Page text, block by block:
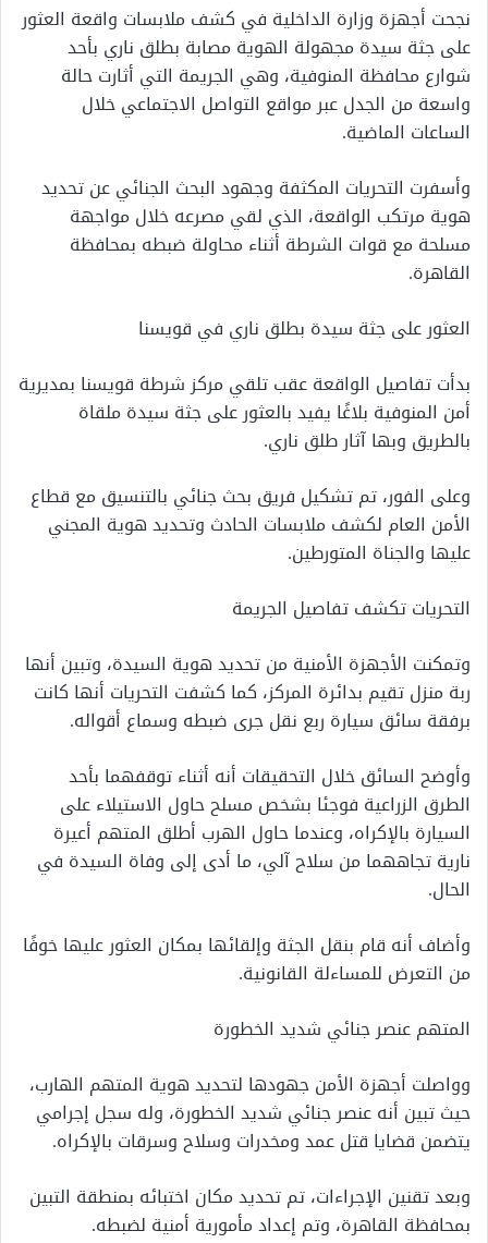
نجحت أجهزة وزارة الداخلية في كشف ملابسات واقعة العثور
على جثة سيدة مجهولة الهوية مصابة بطلق ناري بأحد
شوارع محافظة المنوفية، وهي الجريمة التي أثارت حالة
واسعة من الجدل عبر مواقع التواصل الاجتماعي خلال
الساعات الماضية.
وأسفرت التحريات المكثفة وجهود البحث الجنائي عن تحديد
هوية مرتكب الواقعة، الذي لقي مصرعه خلال مواجهة
مسلحة مع قوات الشرطة أثناء محاولة ضبطه بمحافظة
القاهرة.
العثور على جثة سيدة بطلق ناري في قويسنا
بدأت تفاصيل الواقعة عقب تلقي مركز شرطة قويسنا بمديرية
أمن المنوفية بلاغًا يفيد بالعثور على جثة سيدة ملقاة
بالطريق وبها آثار طلق ناري.
وعلى الفور، تم تشكيل فريق بحث جنائي بالتنسيق مع قطاع
الأمن العام لكشف ملابسات الحادث وتحديد هوية المجني
عليها والجناة المتورطين.
التحريات تكشف تفاصيل الجريمة
وتمكنت الأجهزة الأمنية من تحديد هوية السيدة، وتبين أنها
ربة منزل تقيم بدائرة المركز، كما كشفت التحريات أنها كانت
برفقة سائق سيارة ربع نقل جرى ضبطه وسماع أقواله.
وأوضح السائق خلال التحقيقات أنه أثناء توقفهما بأحد
الطرق الزراعية فوجئا بشخص مسلح حاول الاستيلاء على
السيارة بالإكراه، وعندما حاول الهرب أطلق المتهم أعيرة
نارية تجاههما من سلاح آلي، ما أدى إلى وفاة السيدة في
الحال.
وأضاف أنه قام بنقل الجثة وإلقائها بمكان العثور عليها خوفًا
من التعرض للمساءلة القانونية.
المتهم عنصر جنائي شديد الخطورة
وواصلت أجهزة الأمن جهودها لتحديد هوية المتهم الهارب،
حيث تبين أنه عنصر جنائي شديد الخطورة، وله سجل إجرامي
يتضمن قضايا قتل عمد ومخدرات وسلاح وسرقات بالإكراه.
وبعد تقنين الإجراءات، تم تحديد مكان اختبائه بمنطقة التبين
بمحافظة القاهرة، وتم إعداد مأمورية أمنية لضبطه.